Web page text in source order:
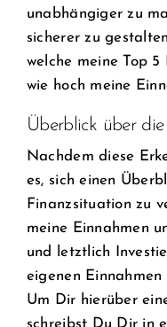
unabhängiger zu
sicherer zu
welche meine Top 5
wie hoch meine
Überblick über
Nachdem diese
es, sich einen
Finanzsituation zu
meine Einnahmen
und letztlich
eigenen
Um Dir hierüber
schreibst Du Dir in